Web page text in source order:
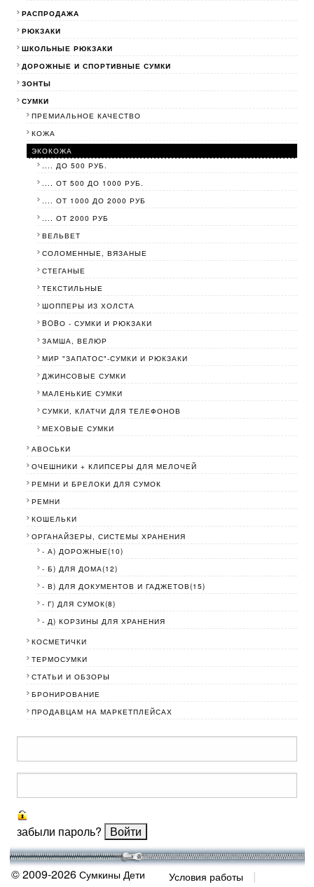
РАСПРОДАЖА
РЮКЗАКИ
ШКОЛЬНЫЕ РЮКЗАКИ
ДОРОЖНЫЕ И СПОРТИВНЫЕ СУМКИ
ЗОНТЫ
СУМКИ
ПРЕМИАЛЬНОЕ КАЧЕСТВО
КОЖА
ЭКОКОЖА
.... ДО 500 РУБ.
.... ОТ 500 ДО 1000 РУБ.
.... ОТ 1000 ДО 2000 РУБ
.... ОТ 2000 РУБ
ВЕЛЬВЕТ
СОЛОМЕННЫЕ, ВЯЗАНЫЕ
СТЕГАНЫЕ
ТЕКСТИЛЬНЫЕ
ШОППЕРЫ ИЗ ХОЛСТА
BOBО - СУМКИ И РЮКЗАКИ
ЗАМША, ВЕЛЮР
МИР "ЗАПАТОС"-СУМКИ И РЮКЗАКИ
ДЖИНСОВЫЕ СУМКИ
МАЛЕНЬКИЕ СУМКИ
СУМКИ, КЛАТЧИ ДЛЯ ТЕЛЕФОНОВ
МЕХОВЫЕ СУМКИ
АВОСЬКИ
ОЧЕШНИКИ + КЛИПСЕРЫ ДЛЯ МЕЛОЧЕЙ
РЕМНИ И БРЕЛОКИ ДЛЯ СУМОК
РЕМНИ
КОШЕЛЬКИ
ОРГАНАЙЗЕРЫ, СИСТЕМЫ ХРАНЕНИЯ
- А) ДОРОЖНЫЕ(10)
- Б) ДЛЯ ДОМА(12)
- В) ДЛЯ ДОКУМЕНТОВ И ГАДЖЕТОВ(15)
- Г) ДЛЯ СУМОК(8)
- Д) КОРЗИНЫ ДЛЯ ХРАНЕНИЯ
КОСМЕТИЧКИ
ТЕРМОСУМКИ
СТАТЬИ И ОБЗОРЫ
БРОНИРОВАНИЕ
ПРОДАВЦАМ НА МАРКЕТПЛЕЙСАХ
забыли пароль?
© 2009-2026 Сумкины Дети
Условия работы